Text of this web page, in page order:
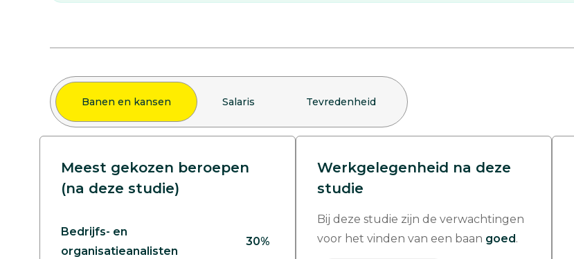
Banen en kansen Salaris Tevredenheid
Meest gekozen beroepen
(na deze studie)
Bedrijfs- en
organisatieanalisten
30%
Werkgelegenheid na deze
studie
Bij deze studie zijn de verwachtingen
voor het vinden van een baan goed.